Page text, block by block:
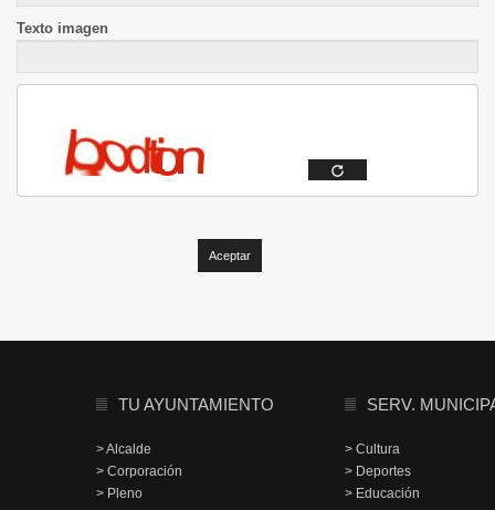
Texto imagen
TU AYUNTAMIENTO
> Alcalde
> Corporación
> Pleno
SERV.
> Cultura
> Deportes
> Educación